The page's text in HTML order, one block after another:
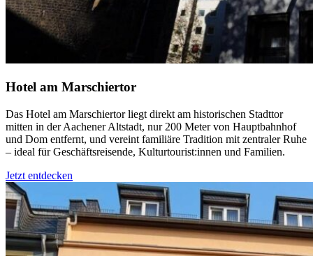
Hotel am Marschiertor
Das Hotel am Marschiertor liegt direkt am historischen Stadttor
mitten in der Aachener Altstadt, nur 200 Meter von Hauptbahnhof
und Dom entfernt, und vereint familiäre Tradition mit zentraler Ruhe
– ideal für Geschäftsreisende, Kulturtourist:innen und Familien.
Jetzt entdecken